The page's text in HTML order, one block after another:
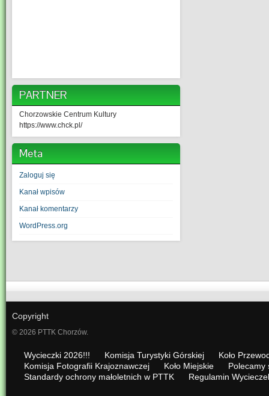
PARTNER
Chorzowskie Centrum Kultury
https://www.chck.pl/
Meta
Zaloguj się
Kanał wpisów
Kanał komentarzy
WordPress.org
Copyright
© 2026 PTTK Chorzów.
Wycieczki 2026!!! Komisja Turystyki Górskiej
Koło
Komisja Fotografii Krajoznawczej
Koło Miejskie
Polecamy
Standardy ochrony małoletnich w PTTK
Regulamin